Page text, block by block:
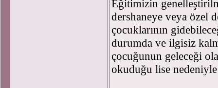
Eğitimizin
dershaneye veya özel
çocuklarının
durumda ve ilgisiz
çocuğunun geleceği
okuduğu lise